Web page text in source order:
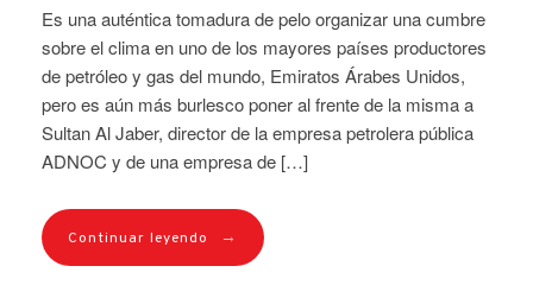
Es una auténtica tomadura de pelo organizar una cumbre
sobre el clima en uno de los mayores países productores
de petróleo y gas del mundo, Emiratos Árabes Unidos,
pero es aún más burlesco poner al frente de la misma a
Sultan Al Jaber, director de la empresa petrolera pública
ADNOC y de una empresa de […]
Continuar leyendo →